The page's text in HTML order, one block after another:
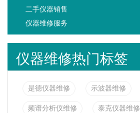
二手仪器销售
仪器维修服务
仪器维修热门标签
是德仪器维修 示波器维修
频谱分析仪维修 泰克仪器维修